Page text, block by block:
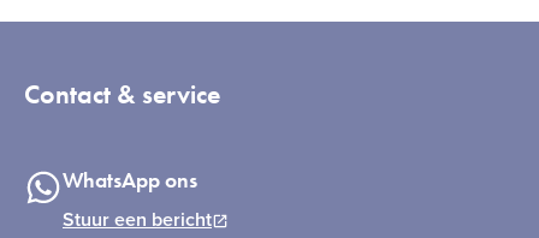
Contact & service
WhatsApp ons
Stuur een bericht